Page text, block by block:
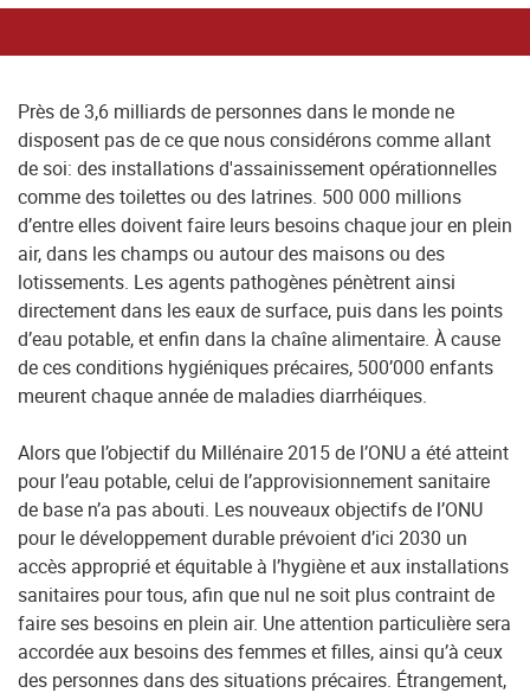
Près de 3,6 milliards de personnes dans le monde ne
disposent pas de ce que nous considérons comme allant
de soi: des installations d'assainissement opérationnelles
comme des toilettes ou des latrines. 500 000 millions
d’entre elles doivent faire leurs besoins chaque jour en plein
air, dans les champs ou autour des maisons ou des
lotissements. Les agents pathogènes pénètrent ainsi
directement dans les eaux de surface, puis dans les points
d’eau potable, et enfin dans la chaîne alimentaire. À cause
de ces conditions hygiéniques précaires, 500’000 enfants
meurent chaque année de maladies diarrhéiques.
Alors que l’objectif du Millénaire 2015 de l’ONU a été atteint
pour l’eau potable, celui de l’approvisionnement sanitaire
de base n’a pas abouti. Les nouveaux objectifs de l’ONU
pour le développement durable prévoient d’ici 2030 un
accès approprié et équitable à l’hygiène et aux installations
sanitaires pour tous, afin que nul ne soit plus contraint de
faire ses besoins en plein air. Une attention particulière sera
accordée aux besoins des femmes et filles, ainsi qu’à ceux
des personnes dans des situations précaires. Étrangement,